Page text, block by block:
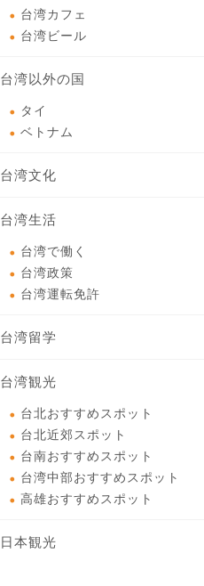
台湾カフェ
台湾ビール
台湾以外の国
タイ
ベトナム
台湾文化
台湾生活
台湾で働く
台湾政策
台湾運転免許
台湾留学
台湾観光
台北おすすめスポット
台北近郊スポット
台南おすすめスポット
台湾中部おすすめスポット
高雄おすすめスポット
日本観光